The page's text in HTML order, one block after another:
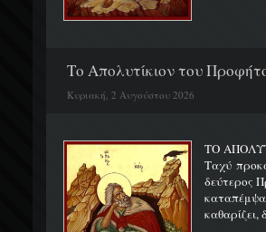
Το Απολυτίκιον του
Κυριακή, 2 Αυγούστου 2026
ΤΟ
Ταχύ
δεύτερος
καθαρίζει,